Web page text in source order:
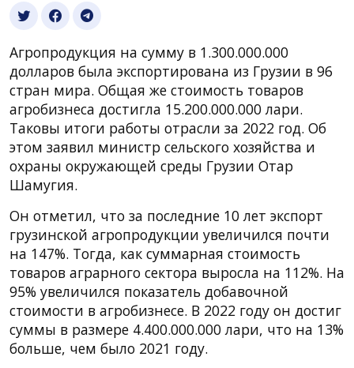
Агропродукция на сумму в 1.300.000.000
долларов была экспортирована из Грузии в 96
стран мира. Общая же стоимость товаров
агробизнеса достигла 15.200.000.000 лари.
Таковы итоги работы отрасли за 2022 год. Об
этом заявил министр сельского хозяйства и
охраны окружающей среды Грузии Отар
Шамугия.
Он отметил, что за последние 10 лет экспорт
грузинской агропродукции увеличился почти
на 147%. Тогда, как суммарная стоимость
товаров аграрного сектора выросла на 112%. На
95% увеличился показатель добавочной
стоимости в агробизнесе. В 2022 году он достиг
суммы в размере 4.400.000.000 лари, что на 13%
больше, чем было 2021 году.